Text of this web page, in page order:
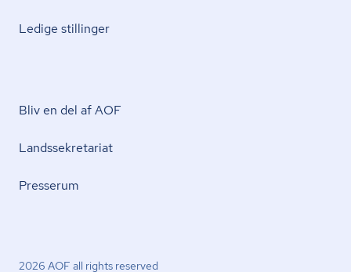
Ledige stillinger
Bliv en del af AOF
Lands­se­kre­ta­ri­at
Presserum
2026 AOF all rights reserved